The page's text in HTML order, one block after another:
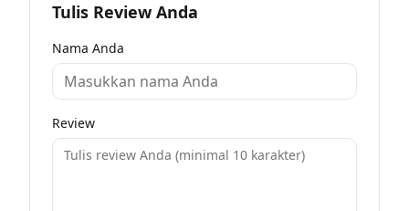
Tulis Review Anda
Nama Anda
Review